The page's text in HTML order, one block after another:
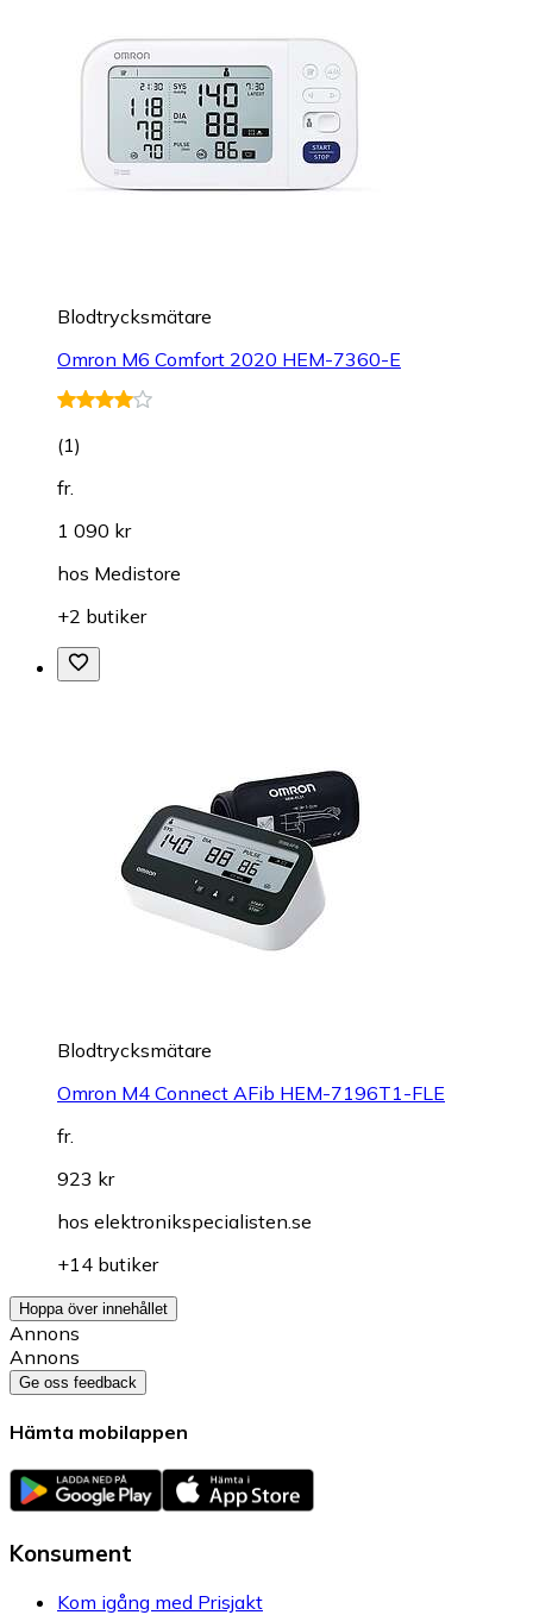
Blodtrycksmätare
Omron M6 Comfort 2020 HEM-7360-E
(1)
fr.
1 090 kr
hos Medistore
+2 butiker
Blodtrycksmätare
Omron M4 Connect AFib HEM-7196T1-FLE
fr.
923 kr
hos elektronikspecialisten.se
+14 butiker
Hoppa över innehållet
Annons
Annons
Ge oss feedback
Hämta mobilappen
Konsument
Kom igång med Prisjakt